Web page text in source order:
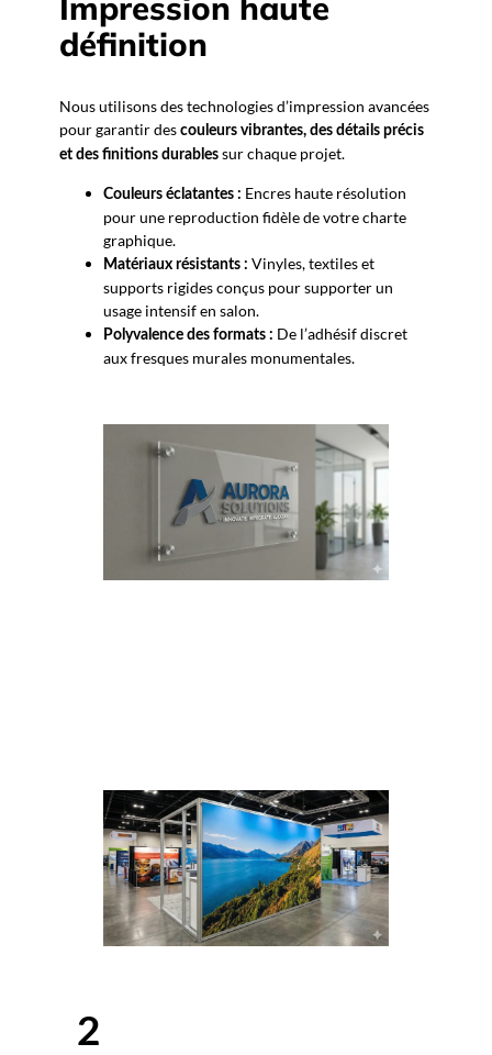
définition
Nous utilisons des technologies d’impression avancées
pour garantir des couleurs vibrantes, des détails précis
et des finitions durables sur chaque projet.
Couleurs éclatantes : Encres haute résolution
pour une reproduction fidèle de votre charte
graphique.
Matériaux résistants : Vinyles, textiles et
supports rigides conçus pour supporter un
usage intensif en salon.
Polyvalence des formats : De l’adhésif discret
aux fresques murales monumentales.
2